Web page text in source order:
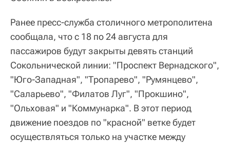
Ранее пресс-служба столичного метрополитена
сообщала, что с 18 по 24 августа для
пассажиров будут закрыты девять станций
Сокольнической линии: "Проспект Вернадского",
"Юго-Западная", "Тропарево", "Румянцево",
"Саларьево", "Филатов Луг", "Прокшино",
"Ольховая" и "Коммунарка". В этот период
движение поездов по "красной" ветке будет
осуществляться только на участке между